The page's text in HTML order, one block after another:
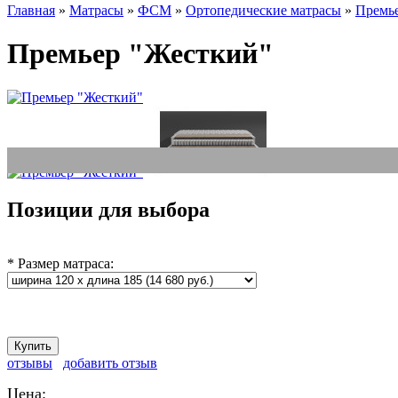
Главная » Матрасы » ФСМ » Ортопедические матрасы »
Премьер "Жесткий"
Позиции для выбора
* Размер матраса:
отзывы добавить отзыв
Цена: